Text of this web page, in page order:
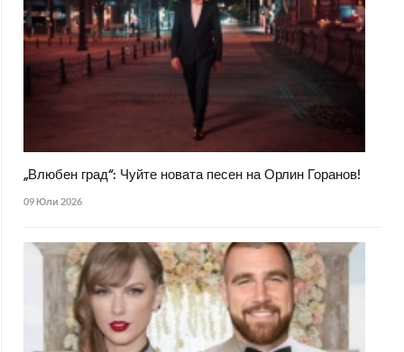
„Влюбен град“: Чуйте новата песен на Орлин Горанов!
09 Юли 2026